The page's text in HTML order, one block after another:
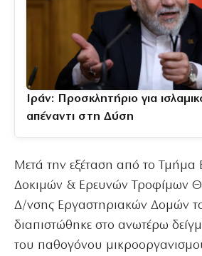
Ιράν: Προσκλητήριο για
απέναντι στη Δύση
Μετά την εξέταση από το Τμήμα
Δοκιμών & Ερευνών Τροφίμων
Δ/νσης Εργαστηριακών Δομών
διαπιστώθηκε στο ανωτέρω
του παθογόνου